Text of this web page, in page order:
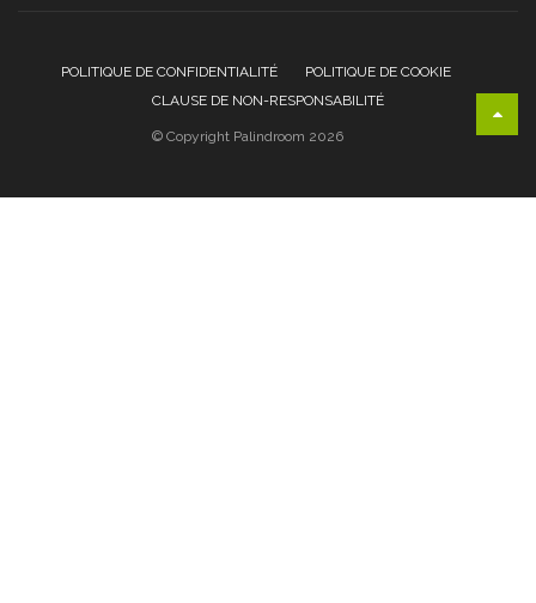
POLITIQUE DE CONFIDENTIALITÉ
POLITIQUE DE COOKIE
CLAUSE DE NON-RESPONSABILITÉ
© Copyright Palindroom 2026